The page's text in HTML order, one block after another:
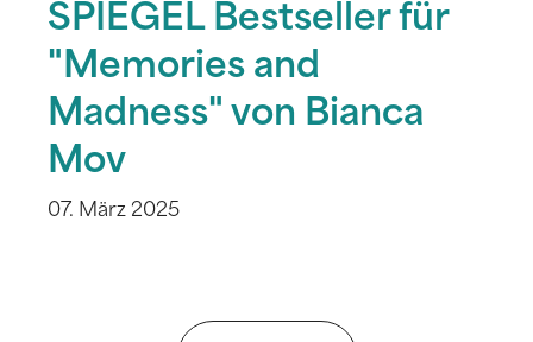
SPIEGEL Bestseller für
"Memories and
Madness" von Bianca
Mov
07. März 2025